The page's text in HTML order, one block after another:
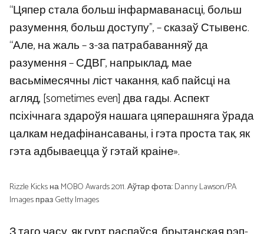
“Цяпер стала больш інфармаванасці, больш
разумення, больш доступу”, – сказаў Стывенс.
“Але, на жаль – з-за патрабаванняў да
разумення – СДВГ, напрыклад, мае
васьмімесячны ліст чакання, каб пайсці на
агляд, [sometimes even] два гады. Аспект
псіхічнага здароўя нашага цяперашняга ўрада
цалкам недафінансаваны, і гэта проста так, як
гэта адбываецца ў гэтай краіне».
Rizzle Kicks на MOBO Awards 2011. Аўтар фота: Danny Lawson/PA
Images праз Getty Images